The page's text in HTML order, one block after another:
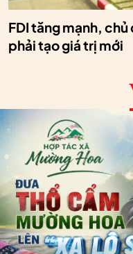
FDI tăng mạnh,
phải tạo giá trị mới